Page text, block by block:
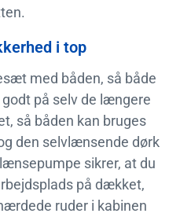
i top
med båden, så både
på selv de længere
så båden kan bruges
den selvlænsende dørk
sikrer, at du
på dækket,
ruder i kabinen